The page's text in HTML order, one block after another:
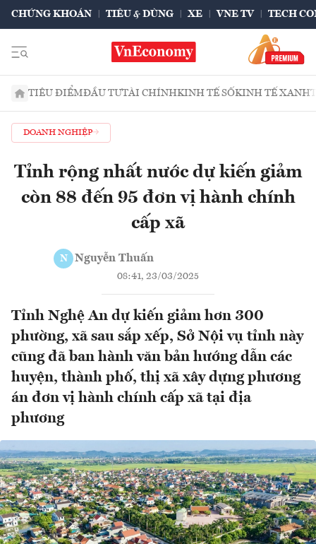
CHỨNG KHOÁN TIÊU & DÙNG XE VNE TV TECH
TIÊU ĐIỂMĐẦU TƯTÀI CHÍNHKINH TẾ SỐKINH TẾ XANH
DOANH NGHIỆP
Tỉnh rộng nhất nước dự kiến giảm
còn 88 đến 95 đơn vị hành chính
cấp xã
N Nguyễn Thuấn
08:41, 23/03/2025
Tỉnh Nghệ An dự kiến giảm hơn 300
phường, xã sau sắp xếp, Sở Nội vụ tỉnh này
cũng đã ban hành văn bản hướng dẫn các
huyện, thành phố, thị xã xây dựng phương
án đơn vị hành chính cấp xã tại địa
phương